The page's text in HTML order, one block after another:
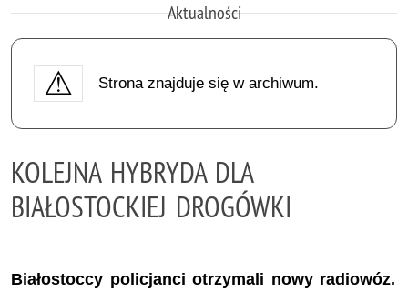
Aktualności
Strona znajduje się w archiwum.
KOLEJNA HYBRYDA DLA
BIAŁOSTOCKIEJ DROGÓWKI
Białostoccy policjanci otrzymali nowy radiowóz.